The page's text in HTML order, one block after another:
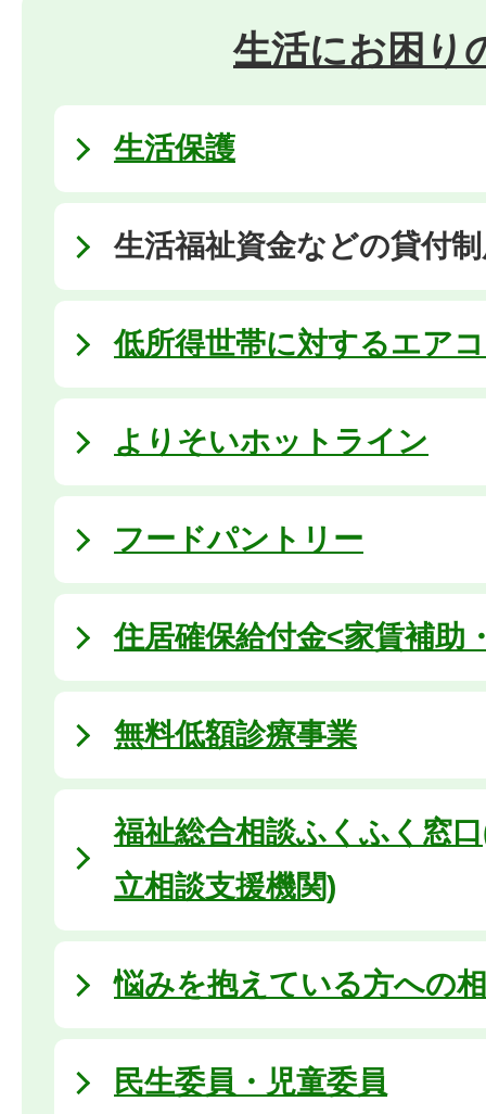
生活にお困り
生活保護
生活福祉資金などの貸付
低所得世帯に対するエア
よりそいホットライン
フードパントリー
住居確保給付金<家賃補助
無料低額診療事業
福祉総合相談ふくふく窓
立相談支援機関)
悩みを抱えている方への
民生委員・児童委員